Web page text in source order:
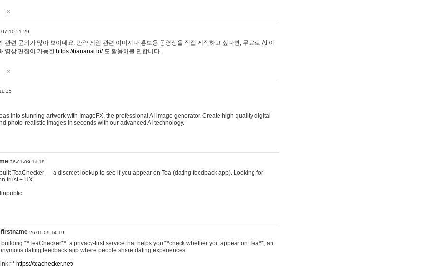
07-10 21:29
관련 문의가 많아 보이네요. 만약 게임 관련 이미지나 홍보용 동영상을 직접 제작하고 싶다면, 무료로 AI 이
영상 편집이 가능한 https://bananai.io/도 활용해볼 만합니다.
into stunning artwork with ImageFX, the professional AI image generator. Create high-quality digital
photo-realistic images in seconds with our advanced AI technology.
26-01-09 14:18
TeaChecker — a discreet lookup to see if you appear on Tea (dating feedback app). Looking for
trust + UX.
26-01-09 14:19
building **TeaChecker**: a privacy-first service that helps you **check whether you appear on Tea**, an
dating feedback app where people share dating experiences.
https://teachecker.net/